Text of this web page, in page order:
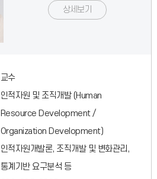
상세보기
교수
인적자원 및 조직개발 (Human
Resource Development /
Organization Development)
인적자원개발론, 조직개발 및 변화관리,
통계기반 요구분석 등